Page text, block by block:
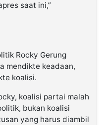
saat ini,”
Rocky Gerung
mendikte keadaan,
koalisi.
koalisi partai malah
bukan koalisi
yang harus diambil